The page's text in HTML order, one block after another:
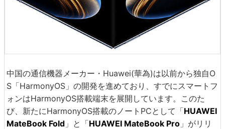
中国の通信機器メーカー・Huawei(華為)は以前から独自O
S「HarmonyOS」の開発を進めており、すでにスマートフ
ォンはHarmonyOS搭載端末を展開しています。このた
び、新たにHarmonyOS搭載のノートPCとして「HUAWEI
MateBook Fold 」と「HUAWEI MateBook Pro 」がリリ